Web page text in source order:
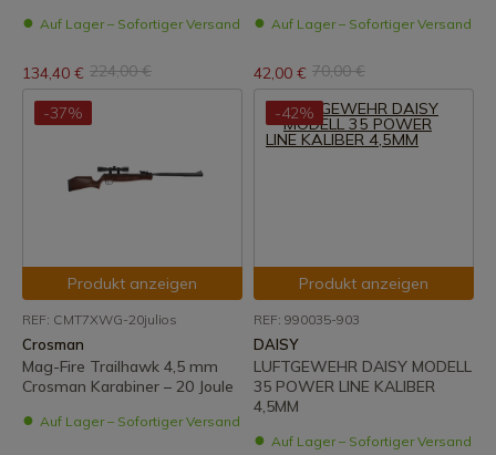
Auf Lager – Sofortiger Versand
134,40 € 224,00 €
Auf Lager – Sofortiger Versand
42,00 € 70,00 €
-37%
Produkt anzeigen
REF: CMT7XWG-20julios
Crosman
Mag-Fire Trailhawk 4,5 mm
Crosman Karabiner – 20 Joule
Auf Lager – Sofortiger Versand
-42%
Produkt anzeigen
REF: 990035-903
DAISY
LUFTGEWEHR DAISY MODELL
35 POWER LINE KALIBER
4,5MM
Auf Lager – Sofortiger Versand